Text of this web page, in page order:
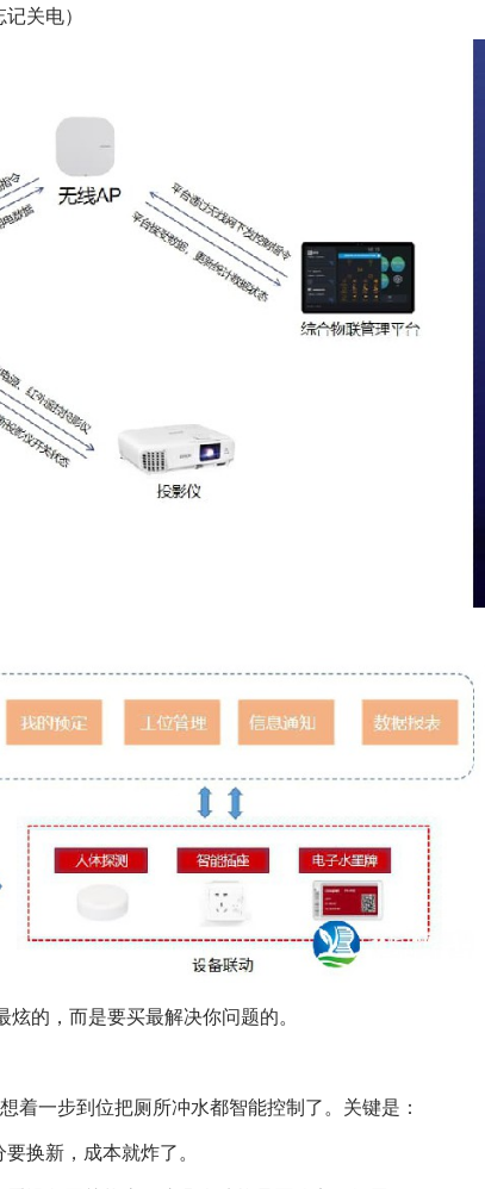
关电）
炫的，而是要买最解决你问题的。
着一步到位把厕所冲水都智能控制了。关键是：
换新，成本就炸了。